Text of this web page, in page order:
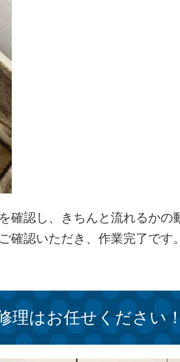
確認し、きちんと流れるかの
確認いただき、作業完了です。
理はお任せください